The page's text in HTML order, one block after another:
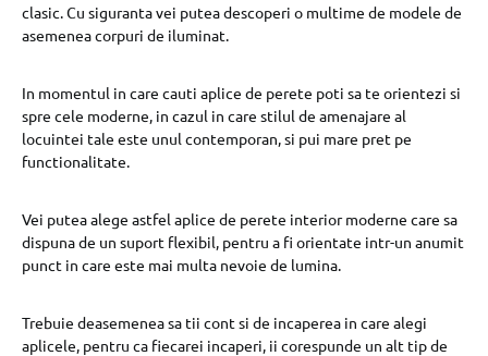
clasic. Cu siguranta vei putea descoperi o multime de modele de
asemenea corpuri de iluminat.
In momentul in care cauti aplice de perete poti sa te orientezi si
spre cele moderne, in cazul in care stilul de amenajare al
locuintei tale este unul contemporan, si pui mare pret pe
functionalitate.
Vei putea alege astfel aplice de perete interior moderne care sa
dispuna de un suport flexibil, pentru a fi orientate intr-un anumit
punct in care este mai multa nevoie de lumina.
Trebuie deasemenea sa tii cont si de incaperea in care alegi
aplicele, pentru ca fiecarei incaperi, ii corespunde un alt tip de